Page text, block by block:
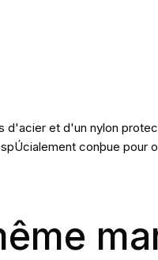
et d'un nylon
conþue